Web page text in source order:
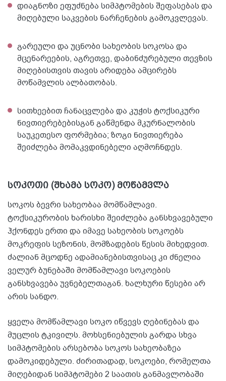
დიაგნოზი ეფუძნება სიმპტომების შეფასებას და
მიღებული საკვების ნარჩენების გამოკვლევას.
გარეული და უცნობი სახეობის სოკოსა და
მცენარეების, აგრეთვე, დაბინძურებული თევზის
მიღებისთვის თავის არიდება ამცირებს
მოწამვლის ალბათობას.
სითხეებით ჩანაცვლება და კუჭის ტოქსიკური
ნივთიერებებისგან გაწმენდა მკურნალობის
საუკეთესო ფორმებია; ზოგი ნივთიერება
შეიძლება მომაკვდინებელი აღმოჩნდეს.
სოკოთი (შხამა სოკო) მოწამვლა
სოკოს ბევრი სახეობაა მომწამლავი.
ტოქსიკურობის ხარისხი შეიძლება განსხვავებული
ჰქონდეს ერთი და იმავე სახეობის სოკოებს
მოკრეფის სეზონის, მომზადების წესის მიხედვით.
ძალიან მცოდნე ადამიანებისთვისაც კი ძნელია
ველურ ბუნებაში მომწამლავი სოკოების
განსხვავება უვნებელთაგან. ხალხური წესები არ
არის სანდო.
ყველა მომწამლავი სოკო იწვევს ღებინებას და
მუცლის ტკივილს. მოხსენიებულის გარდა სხვა
სიმპტომების არსებობა სოკოს სახეობაზეა
დამოკიდებული. ძირითადად, სოკოები, რომელთა
მიღებიდან სიმპტომები 2 საათის განმავლობაში